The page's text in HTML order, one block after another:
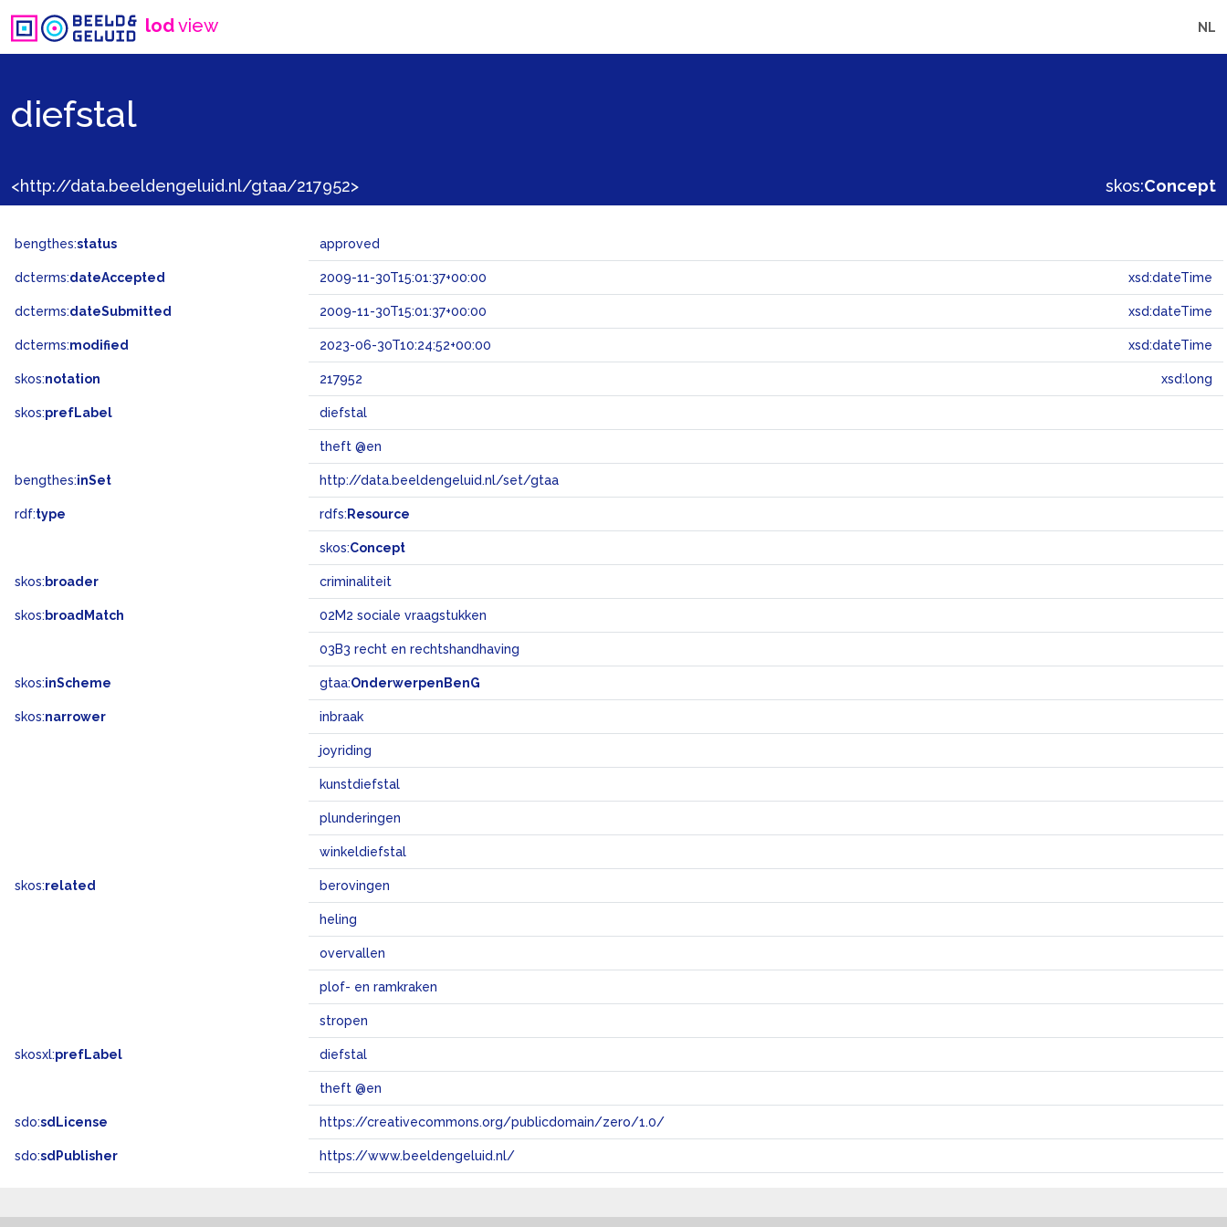
lodview NL
diefstal
<http://data.beeldengeluid.nl/gtaa/217952> skos:Concept
bengthes:status approved
dcterms:dateAccepted 2009-11-30T15:01:37+00:00 xsd:dateTime
dcterms:dateSubmitted 2009-11-30T15:01:37+00:00 xsd:dateTime
dcterms:modified 2023-06-30T10:24:52+00:00 xsd:dateTime
skos:notation 217952 xsd:long
skos:prefLabel diefstal
theft @en
bengthes:inSet http://data.beeldengeluid.nl/set/gtaa
rdf:type rdfs: Resource
skos:Concept
skos: broader criminaliteit
skos: broadMatch 02M2 sociale vraagstukken
03B3 recht en rechtshandhaving
skos:inScheme gtaa:OnderwerpenBenG
skos:narrower inbraak
joyriding
kunstdiefstal
plunderingen
winkeldiefstal
skos:related berovingen
heling
overvallen
plof- en ramkraken
stropen
skosxl:prefLabel diefstal
theft @en
sdo:sdLicense https://creativecommons.org/publicdomain/zero/1.0/
sdo:sdPublisher https://www.beeldengeluid.nl/